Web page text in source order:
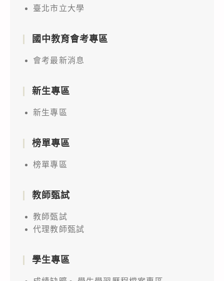
臺北市立大學
國中教育會考專區
會考最新消息
新生專區
新生專區
榜單專區
榜單專區
教師甄試
教師甄試
代理教師甄試
學生專區